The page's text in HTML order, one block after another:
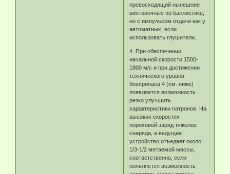
превосходящий нынешние
винтовочные по баллистике,
но с импульсом отдачи как у
автоматных, если
использовать глушители.
4. При обеспечении
начальной скорости 1500-
1800 м/с и при достижении
технического уровня
боеприпаса 4 (см. ниже)
появляется возможность
резко улучшить
характеристики патронов. На
высоких скоростях
пороховой заряд тяжелее
снаряда, а ведущее
устройство отъедает около
1/3-1/2 метаемой массы,
соответственно, если
появляется возможность